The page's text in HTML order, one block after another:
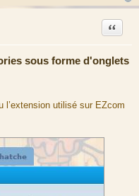
sous forme d'onglets
Citation
l’extension utilisé sur EZcom